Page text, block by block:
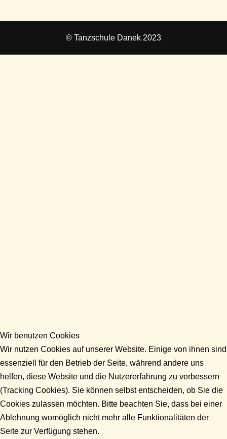
© Tanzschule Danek 2023
Wir benutzen Cookies
Wir nutzen Cookies auf unserer Website. Einige von ihnen sind
essenziell für den Betrieb der Seite, während andere uns
helfen, diese Website und die Nutzererfahrung zu verbessern
(Tracking Cookies). Sie können selbst entscheiden, ob Sie die
Cookies zulassen möchten. Bitte beachten Sie, dass bei einer
Ablehnung womöglich nicht mehr alle Funktionalitäten der
Seite zur Verfügung stehen.